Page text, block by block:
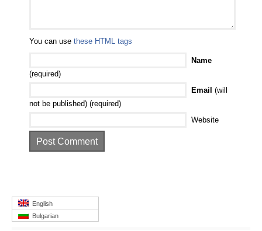
You can use these HTML tags
Name
(required)
Email (will
not be published) (required)
Website
English
Bulgarian